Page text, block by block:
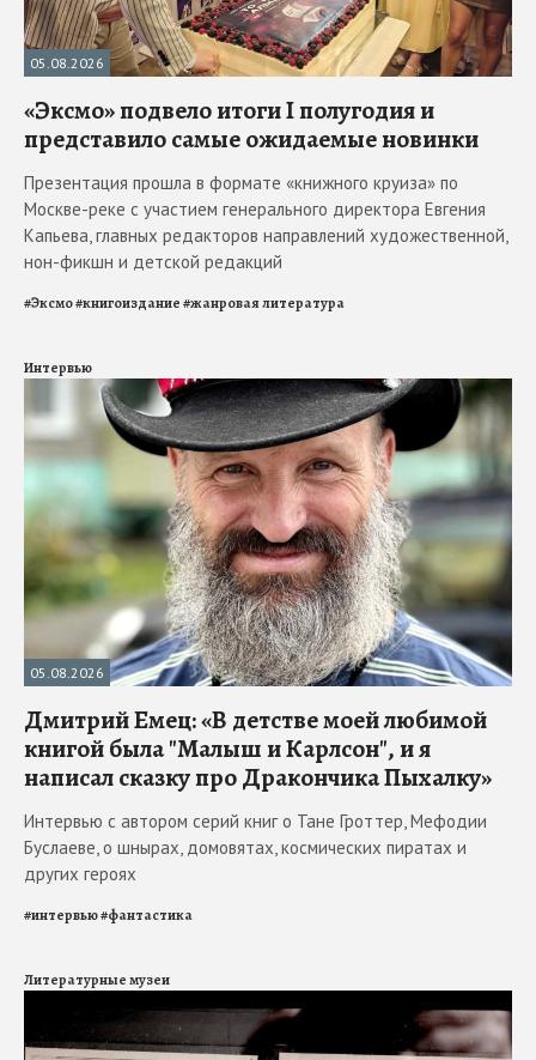
05.08.2026
«Эксмо» подвело итоги I полугодия и
представило самые ожидаемые новинки
Презентация прошла в формате «книжного круиза» по
Москве-реке с участием генерального директора Евгения
Капьева, главных редакторов направлений художественной,
нон-фикшн и детской редакций
#Эксмо#книгоиздание#жанровая литература
Интервью
05.08.2026
Дмитрий Емец: «В детстве моей любимой
книгой была "Малыш и Карлсон", и я
написал сказку про Дракончика Пыхалку»
Интервью с автором серий книг о Тане Гроттер, Мефодии
Буслаеве, о шнырах, домовятах, космических пиратах и
других героях
#интервью#фантастика
Литературные музеи